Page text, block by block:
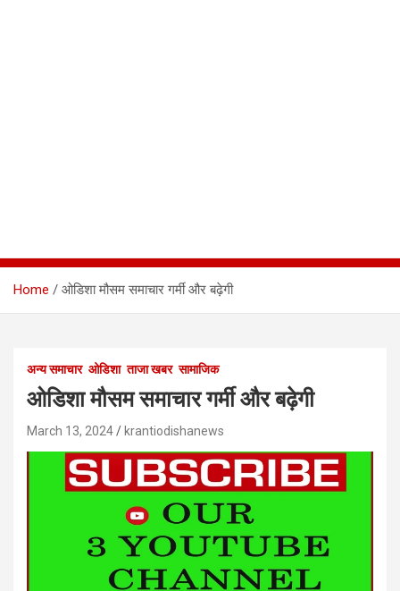
Home ओडिशा मौसम समाचार गर्मी और बढ़ेगी
अन्य समाचार ओडिशा ताजा खबर सामाजिक
ओडिशा मौसम समाचार गर्मी और बढ़ेगी
March 13, 2024 krantiodishanews